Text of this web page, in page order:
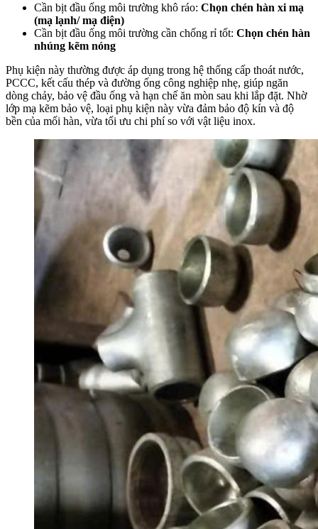
Cần bịt đầu ống môi trường khô ráo: Chọn chén hàn xi mạ
(mạ lạnh/ mạ điện)
Cần bịt đầu ống môi trường cần chống rỉ tốt: Chọn chén hàn
nhúng kẽm nóng
Phụ kiện này thường được áp dụng trong hệ thống cấp thoát nước,
PCCC, kết cấu thép và đường ống công nghiệp nhẹ, giúp ngăn
dòng chảy, bảo vệ đầu ống và hạn chế ăn mòn sau khi lắp đặt. Nhờ
lớp mạ kẽm bảo vệ, loại phụ kiện này vừa đảm bảo độ kín và độ
bền của mối hàn, vừa tối ưu chi phí so với vật liệu inox.